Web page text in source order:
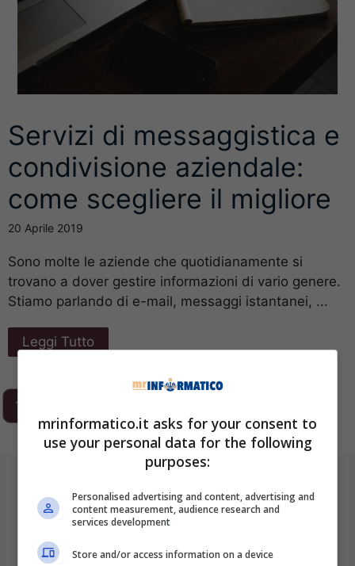
Servizi di messaggistica e
condivisione aziendale:
come scegliere il migliore
20 Aprile 2019
Sono molte le aziende che quotidianamente si
trovano a dover gestire informazioni di vario genere.
Stiamo parlando di e-mail, messaggi istantanei, ...
Leggi Tutto
1
mrinformatico.it asks for your consent to
use your personal data for the following
purposes:
Personalised advertising and content, advertising and
content measurement, audience research and
services development
Store and/or access information on a device